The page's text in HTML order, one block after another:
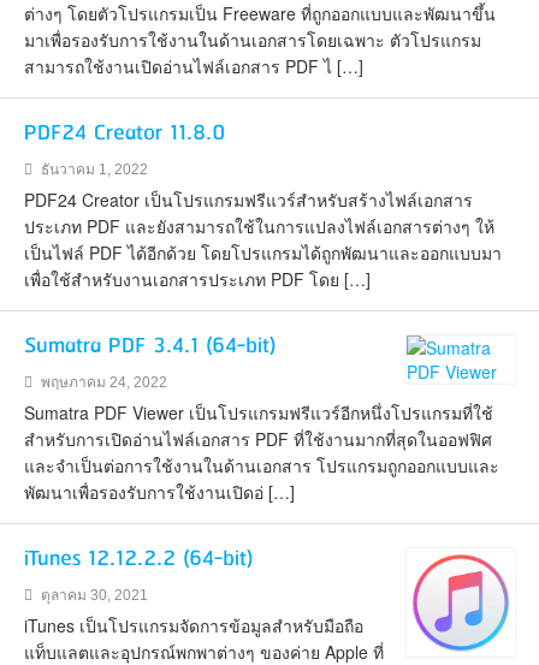
ต่างๆ โดยตัวโปรแกรมเป็น Freeware ที่ถูกออกแบบและพัฒนาขึ้น
มาเพื่อรองรับการใช้งานในด้านเอกสารโดยเฉพาะ ตัวโปรแกรม
สามารถใช้งานเปิดอ่านไฟล์เอกสาร PDF ไ […]
PDF24 Creator 11.8.0
ธันวาคม 1, 2022
PDF24 Creator เป็นโปรแกรมฟรีแวร์สำหรับสร้างไฟล์เอกสาร
ประเภท PDF และยังสามารถใช้ในการแปลงไฟล์เอกสารต่างๆ ให้
เป็นไฟล์ PDF ได้อีกด้วย โดยโปรแกรมได้ถูกพัฒนาและออกแบบมา
เพื่อใช้สำหรับงานเอกสารประเภท PDF โดย […]
Sumatra PDF 3.4.1 (64-bit)
พฤษภาคม 24, 2022
Sumatra PDF Viewer เป็นโปรแกรมฟรีแวร์อีกหนึ่งโปรแกรมที่ใช้
สำหรับการเปิดอ่านไฟล์เอกสาร PDF ที่ใช้งานมากที่สุดในออฟฟิศ
และจำเป็นต่อการใช้งานในด้านเอกสาร โปรแกรมถูกออกแบบและ
พัฒนาเพื่อรองรับการใช้งานเปิดอ่ […]
iTunes 12.12.2.2 (64-bit)
ตุลาคม 30, 2021
iTunes เป็นโปรแกรมจัดการข้อมูลสำหรับมือถือ
แท็บแลตและอุปกรณ์พกพาต่างๆ ของค่าย Apple ที่